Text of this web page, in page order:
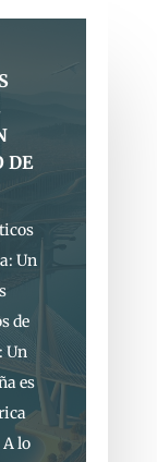
DE
Un
de
Un
es
lo